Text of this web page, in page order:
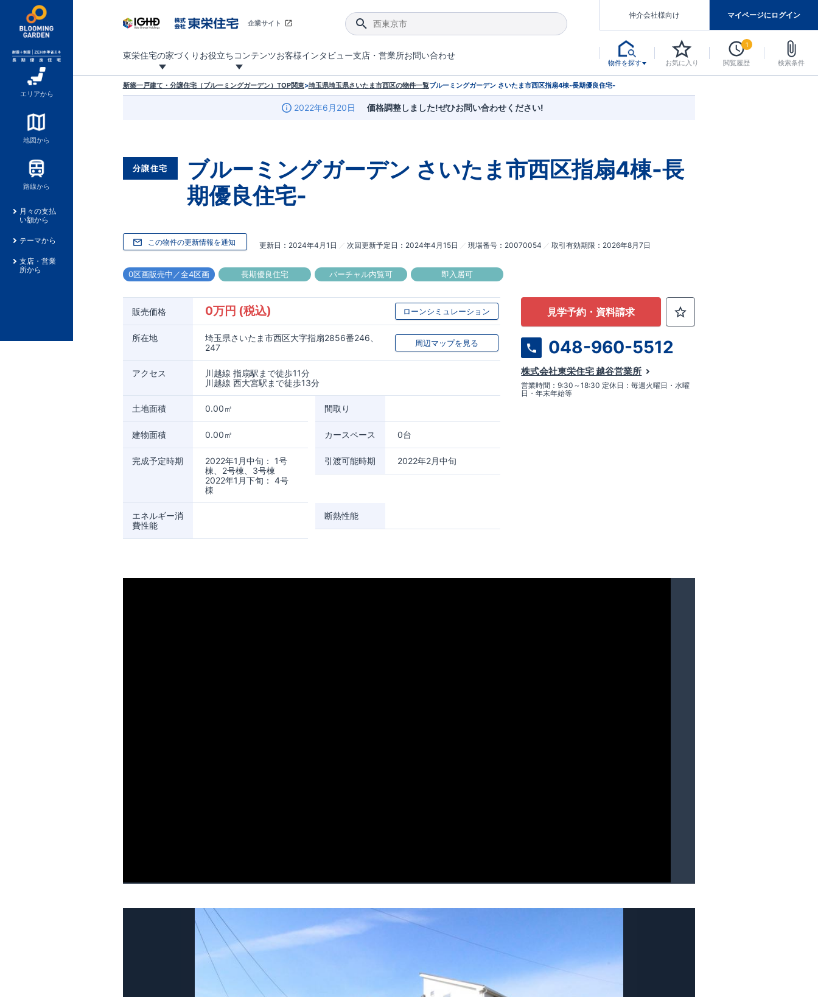
エリアから
地図から
路線から
月々の支払
い額から
テーマから
支店・営業
所から
企業サイト
東栄住宅の家づくり お役立ちコンテンツお客様インタビュー支店・営業所お問い合わせ
仲介会社様向け マイページにログイン
物件を探す お気に入り 閲覧履歴
1
検索条件
新築一戸建て・分譲住宅（ブルーミングガーデン）TOP関東>埼玉県埼玉県さいたま市西区の物件一覧ブルーミングガーデン さいたま市西区指扇4棟-長期優良住宅-
2022年6月20日 価格調整しました!ぜひお問い合わせください!
分譲住宅 ブルーミングガーデン さいたま市西区指扇4棟-長
期優良住宅-
この物件の更新情報を通知 更新日 2024年4月1日 次回更新予定日 2024年4月15日 現場番号 20070054 取引有効期限 2026年8月7日
0区画販売中／全4区画 長期優良住宅 バーチャル内覧可 即入居可
販売価格 0万円 (税込) ローンシミュレーション
所在地
埼玉県さいたま市西区大字指扇2856番246、
247
周辺マップを見る
アクセス
川越線 指扇駅まで徒歩11分
川越線 西大宮駅まで徒歩13分
土地面積 0.00㎡
建物面積 0.00㎡
間取り
カースペース 0台
完成予定時期
2022年1月中旬： 1号
棟、2号棟、3号棟
2022年1月下旬： 4号
棟
引渡可能時期 2022年2月中旬
エネルギー消
費性能
断熱性能
見学予約・資料請求
048-960-5512
株式会社東栄住宅 越谷営業所
営業時間：9:30～18:30 定休日：毎週火曜日・水曜
日・年末年始等